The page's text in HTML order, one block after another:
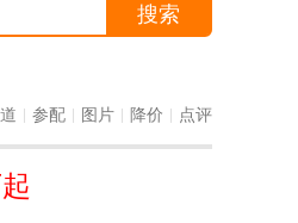
搜索
参配 图片 降价 点评